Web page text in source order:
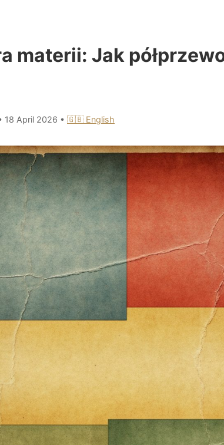
materii: Jak
18 April 2026 • 🇬🇧 English